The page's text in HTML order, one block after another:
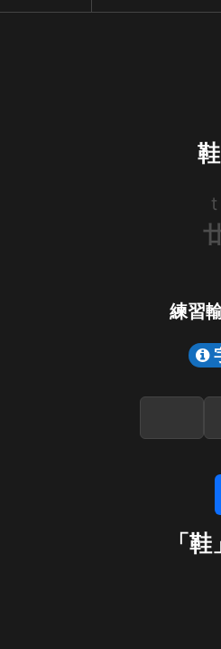
t
練習
「